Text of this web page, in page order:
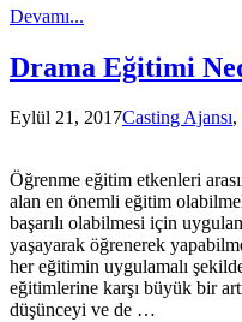
Devamı...
Drama Eğitimi
Eylül 21, 2017Casting Ajansı,
Öğrenme eğitim etkenleri
alan en önemli eğitim
başarılı olabilmesi için
yaşayarak öğrenerek
her eğitimin uygulamalı
eğitimlerine karşı büyük bir
düşünceyi ve de …